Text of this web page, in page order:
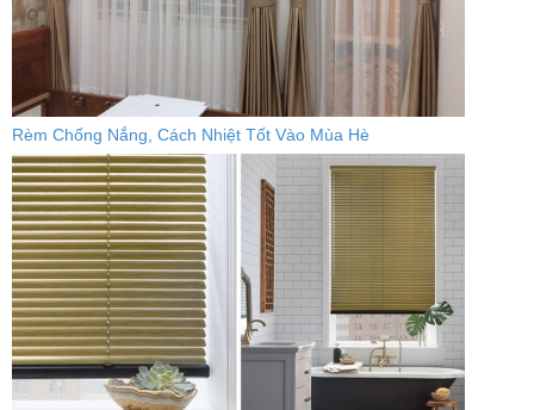
Rèm Chống Nắng, Cách Nhiệt Tốt Vào Mùa Hè